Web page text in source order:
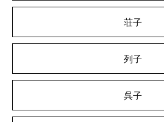
荘子
列子
呉子